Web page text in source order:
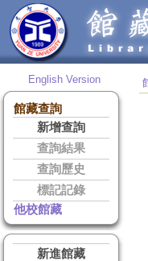
English Version
館藏查詢
新增查詢
查詢結果
查詢歷史
標記記錄
他校館藏
新進館藏